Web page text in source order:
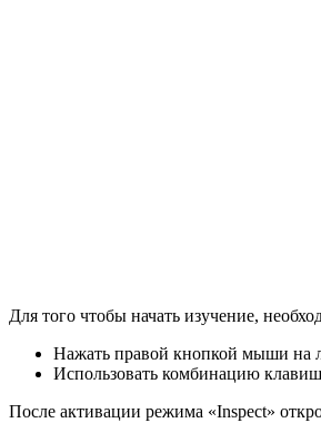
Для того чтобы начать изучение,
Нажать правой кнопкой мыши на
Использовать комбинацию клавиш
После активации режима «Inspect»